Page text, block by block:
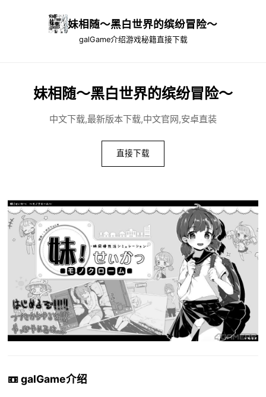
妹相随～黑白世界的缤纷冒险～
galGame介绍游戏秘籍直接下载
妹相随～黑白世界的缤纷冒险～
中文下载,最新版本下载,中文官网,安卓直装
直接下载
📼 galGame介绍